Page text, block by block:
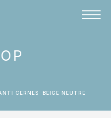
ANTI CERNES BEIGE NEUTRE